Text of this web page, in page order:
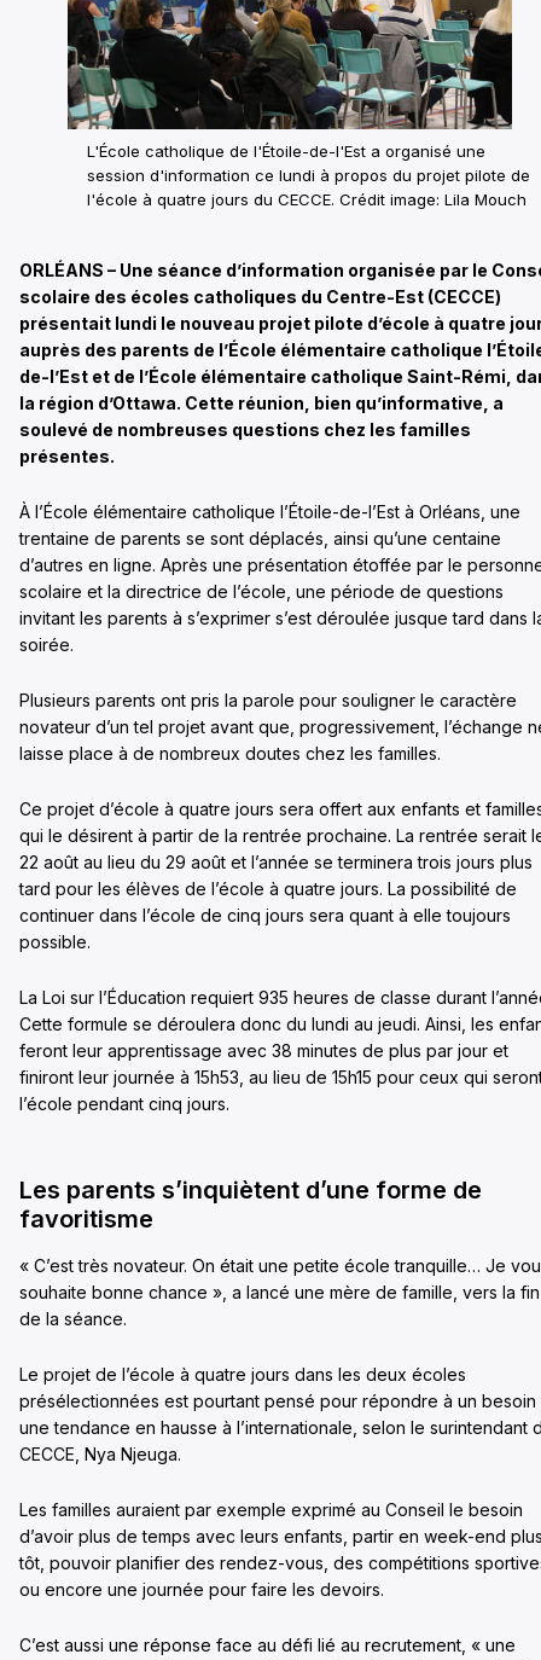
L'École catholique de l'Étoile-de-l'Est a organisé une
session d'information ce lundi à propos du projet pilote de
l'école à quatre jours du CECCE. Crédit image: Lila Mouch
ORLÉANS – Une séance d’information organisée par le
scolaire des écoles catholiques du Centre-Est (CECCE)
présentait lundi le nouveau projet pilote d’école à quatre
auprès des parents de l’École élémentaire catholique
de-l’Est et de l’École élémentaire catholique Saint-Rémi,
la région d’Ottawa. Cette réunion, bien qu’informative, a
soulevé de nombreuses questions chez les familles
présentes.
À l’École élémentaire catholique l’Étoile-de-l’Est à Orléans, une
trentaine de parents se sont déplacés, ainsi qu’une centaine
d’autres en ligne. Après une présentation étoffée par le
scolaire et la directrice de l’école, une période de questions
invitant les parents à s’exprimer s’est déroulée jusque tard dans
soirée.
Plusieurs parents ont pris la parole pour souligner le caractère
novateur d’un tel projet avant que, progressivement, l’échange
laisse place à de nombreux doutes chez les familles.
Ce projet d’école à quatre jours sera offert aux enfants et
qui le désirent à partir de la rentrée prochaine. La rentrée serait
22 août au lieu du 29 août et l’année se terminera trois jours plus
tard pour les élèves de l’école à quatre jours. La possibilité de
continuer dans l’école de cinq jours sera quant à elle toujours
possible.
La Loi sur l’Éducation requiert 935 heures de classe durant
Cette formule se déroulera donc du lundi au jeudi. Ainsi, les
feront leur apprentissage avec 38 minutes de plus par jour et
finiront leur journée à 15h53, au lieu de 15h15 pour ceux qui
l’école pendant cinq jours.
Les parents s’inquiètent d’une forme de
favoritisme
« C’est très novateur. On était une petite école tranquille… Je
souhaite bonne chance », a lancé une mère de famille, vers la fin
de la séance.
Le projet de l’école à quatre jours dans les deux écoles
présélectionnées est pourtant pensé pour répondre à un besoin
une tendance en hausse à l’internationale, selon le surintendant
CECCE, Nya Njeuga.
Les familles auraient par exemple exprimé au Conseil le besoin
d’avoir plus de temps avec leurs enfants, partir en week-end
tôt, pouvoir planifier des rendez-vous, des compétitions
ou encore une journée pour faire les devoirs.
C’est aussi une réponse face au défi lié au recrutement, « une